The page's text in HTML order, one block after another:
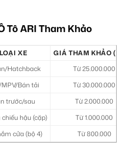
Tô ARI Tham Khảo
LOẠI XE
GIÁ THAM KHẢO
Hatchback
Từ 25.000.000
MPV/Bán tải
Từ 30.000.000
trước/sau
Từ 2.000.000
hậu (cặp)
Từ 1.000.000
cửa (bộ 4) Từ 800.000